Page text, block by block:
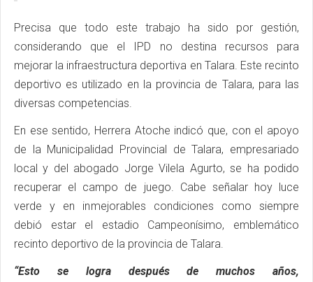
Precisa que todo este trabajo ha sido por gestión,
considerando que el IPD no destina recursos para
mejorar la infraestructura deportiva en Talara. Este recinto
deportivo es utilizado en la provincia de Talara, para las
diversas competencias.
En ese sentido, Herrera Atoche indicó que, con el apoyo
de la Municipalidad Provincial de Talara, empresariado
local y del abogado Jorge Vilela Agurto, se ha podido
recuperar el campo de juego. Cabe señalar hoy luce
verde y en inmejorables condiciones como siempre
debió estar el estadio Campeonísimo, emblemático
recinto deportivo de la provincia de Talara.
“Esto se logra después de muchos años,